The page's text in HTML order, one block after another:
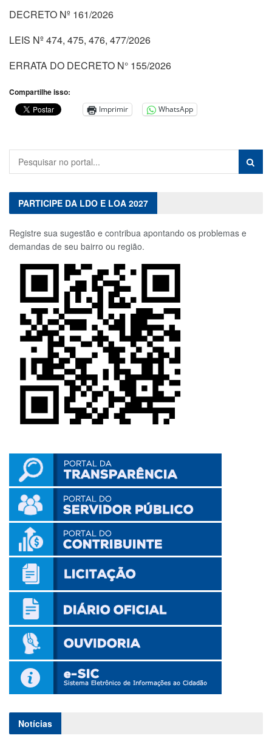
DECRETO Nº 161/2026
LEIS Nº 474, 475, 476, 477/2026
ERRATA DO DECRETO N° 155/2026
Compartilhe isso:
Imprimir WhatsApp
PARTICIPE DA LDO E LOA 2027
Registre sua sugestão e contribua apontando os problemas e
demandas de seu bairro ou região.
Notícias